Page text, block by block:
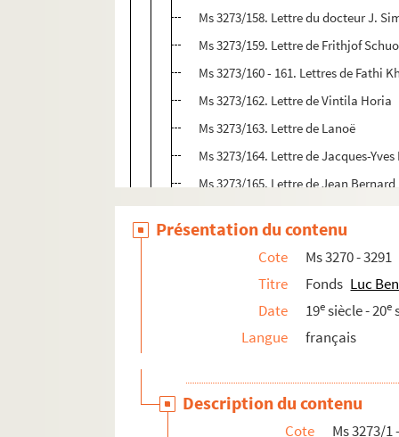
Ms 3273/158. Lettre du docteur J.
Ms 3273/159. Lettre de Frithjof
Ms 3273/160 - 161. Lettres de Fathi
Ms 3273/162. Lettre de Vintila Horia
Ms 3273/163. Lettre de Lanoë
Ms 3273/164. Lettre de Jacques-
Ms 3273/165. Lettre de Jean Bernard
Ms 3273/166. Lettre de Fathi Khalek
Ms 3273/167. Lettre de Pie-
Ms 3273/168. Lettre de Jacques-
Ms 3273/169 - 170. Lettre et carte
Ms 3273/171. Lettre de Frithjof
Ms 3273/172. Lettre de Denise Rey
Ms 3273/174. Lettre de Pie-
Ms 3273/175 - 176. Lettre du
Présentation du contenu
Cote
Ms 3270 - 3291
Titre
Fonds Luc
Date
19esiècle - 20e
Langue
français
Description du contenu
Cote
Ms 3273/1